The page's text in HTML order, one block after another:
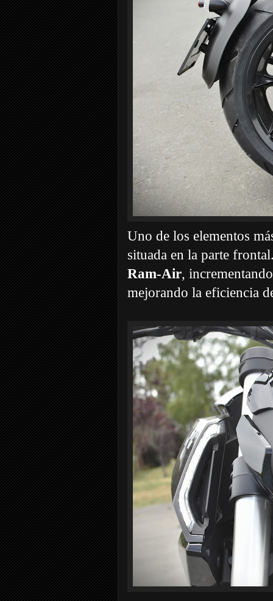
Uno de los elementos
situada en la parte
Ram-Air,
mejorando la eficiencia